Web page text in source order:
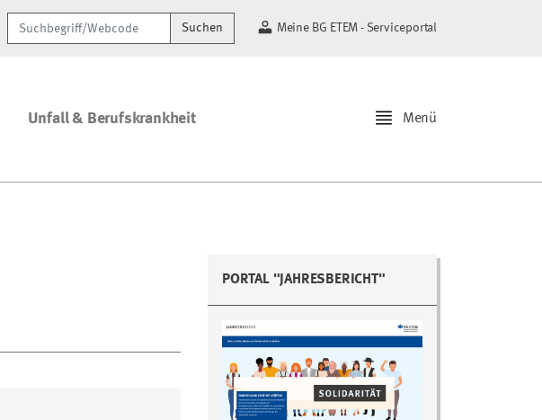
Suchbegriff/Webcode Suchen Meine BG ETEM - Serviceportal
Unfall & Berufskrankheit Menü
PORTAL "JAHRESBERICHT"